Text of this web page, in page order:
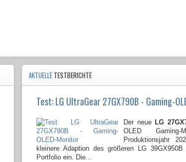
AKTUELLE TESTBERICHTE
Test: LG UltraGear 27GX790B - Gaming-
Der neue LG
OLED
Produktionsjahr
kleinere Adaption des größeren LG
Portfolio ein. Die...